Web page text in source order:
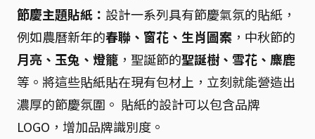
節慶主題貼紙： 設計一系列具有節慶氣氛的貼紙，
例如農曆新年的春聯、窗花、生肖圖案 ，中秋節的
月亮、玉兔、燈籠 ，聖誕節的聖誕樹、雪花、麋鹿
等。將這些貼紙貼在現有包材上，立刻就能營造出
濃厚的節慶氛圍。 貼紙的設計可以包含品牌
LOGO，增加品牌識別度。